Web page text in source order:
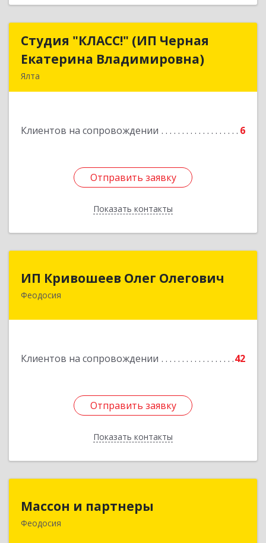
Студия "КЛАСС!" (ИП Черная
Екатерина Владимировна)
Ялта
Клиентов на сопровождении 6
Отправить заявку
Показать контакты
Студия "КЛАСС!" (ИП Черная
Екатерина Владимировна)
Отправить заявку
Назад
ИП Кривошеев Олег Олегович
Феодосия
Клиентов на сопровождении 42
Отправить заявку
Показать контакты
Отправить заявку
Назад
Массон и партнеры
Феодосия
298112, Крым Респ, Феодосия г, Крымская ул,